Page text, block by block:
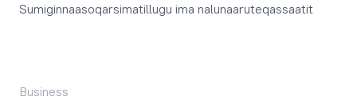
Sumiginnaasoqarsimatillugu ima nalunaaruteqassaatit
Business